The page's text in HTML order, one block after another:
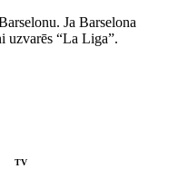
Ja Barselona
uzvarēs “La Liga”.
TV